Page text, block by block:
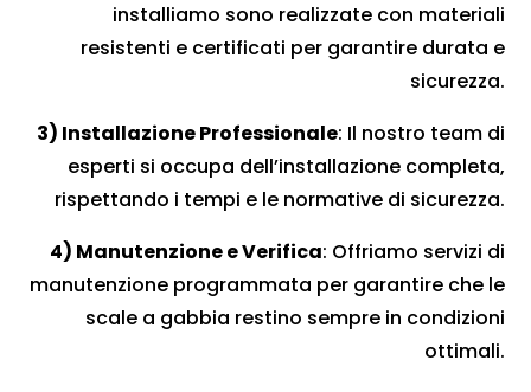
installiamo sono realizzate con materiali
resistenti e certificati per garantire durata e
sicurezza.
3) Installazione Professionale: Il nostro team di
esperti si occupa dell’installazione completa,
rispettando i tempi e le normative di sicurezza.
4) Manutenzione e Verifica: Offriamo servizi di
manutenzione programmata per garantire che le
scale a gabbia restino sempre in condizioni
ottimali.